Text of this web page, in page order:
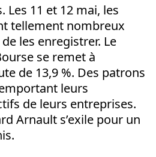
Les 11 et 12 mai, les
tellement nombreux
les enregistrer. Le
se remet à
de 13,9 %. Des patrons
leurs
de leurs entreprises.
Arnault s’exile pour un